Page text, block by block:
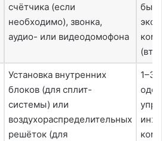
счётчика (если
необходимо), звонка,
аудио- или видеодомофона
Установка внутренних
блоков (для сплит-
системы) или
воздухораспределительных
решёток (для
1–3